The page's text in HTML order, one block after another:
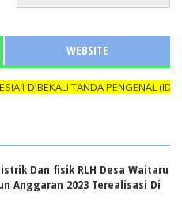
WEBSITE
DIBEKALI TANDA PENGENAL (ID
Dan fisik RLH Desa Waitaru
Anggaran 2023 Terealisasi Di